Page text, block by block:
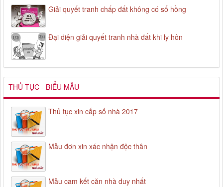
Giải quyết tranh chấp đất không có sổ hồng
Đại diện giải quyết tranh nhà đất khi ly hôn
THỦ TỤC - BIỂU MẪU
Thủ tục xin cấp số nhà 2017
Mẫu đơn xin xác nhận độc thân
Mẫu cam kết căn nhà duy nhất